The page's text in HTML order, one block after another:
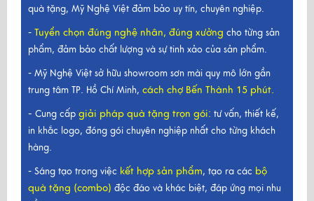
quà tặng, Mỹ Nghệ Việt đảm bảo uy tín, chuyên nghiệp.
- Tuyển chọn đúng nghệ nhân, đúng xưởng cho từng sản
phẩm, đảm bảo chất lượng và sự tinh xảo của sản phẩm.
- Mỹ Nghệ Việt sở hữu showroom sơn mài quy mô lớn gần
trung tâm TP. Hồ Chí Minh, cách chợ Bến Thành 15 phút.
- Cung cấp giải pháp quà tặng trọn gói: tư vấn, thiết kế,
in khắc logo, đóng gói chuyên nghiệp nhất cho từng khách
hàng.
- Sáng tạo trong việc kết hợp sản phẩm, tạo ra các bộ
quà tặng (combo) độc đáo và khác biệt, đáp ứng mọi nhu